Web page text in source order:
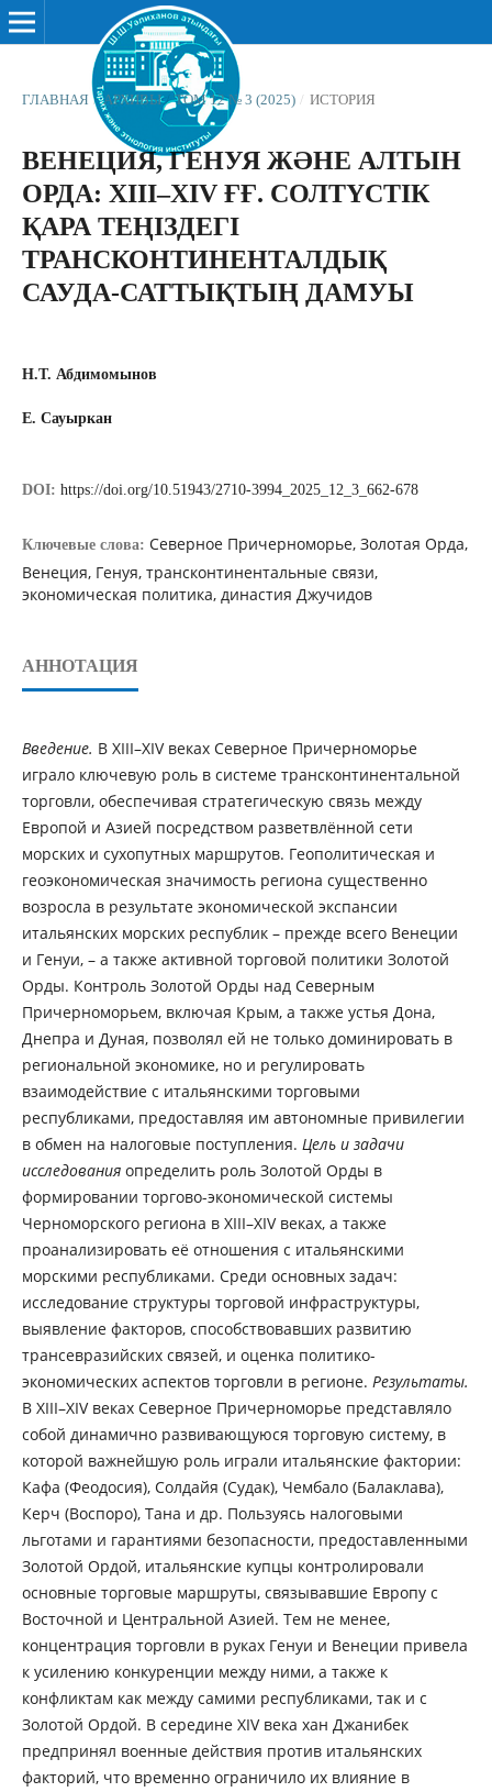
ГЛАВНАЯ / АРХИВЫ / ТОМ 12 № 3 (2025) / ИСТОРИЯ
ВЕНЕЦИЯ, ГЕНУЯ ЖӘНЕ АЛТЫН
ОРДА: XIII–XIV ҒҒ. СОЛТҮСТІК
ҚАРА ТЕҢІЗДЕГІ
ТРАНСКОНТИНЕНТАЛДЫҚ
САУДА-САТТЫҚТЫҢ ДАМУЫ
Н.Т. Абдимомынов
Е. Сауыркан
DOI: https://doi.org/10.51943/2710-3994_2025_12_3_662-678
Ключевые слова: Северное Причерноморье, Золотая Орда,
Венеция, Генуя, трансконтинентальные связи,
экономическая политика, династия Джучидов
АННОТАЦИЯ
Введение. В XIII–XIV веках Северное Причерноморье
играло ключевую роль в системе трансконтинентальной
торговли, обеспечивая стратегическую связь между
Европой и Азией посредством разветвлённой сети
морских и сухопутных маршрутов. Геополитическая и
геоэкономическая значимость региона существенно
возросла в результате экономической экспансии
итальянских морских республик – прежде всего Венеции
и Генуи, – а также активной торговой политики Золотой
Орды. Контроль Золотой Орды над Северным
Причерноморьем, включая Крым, а также устья Дона,
Днепра и Дуная, позволял ей не только доминировать в
региональной экономике, но и регулировать
взаимодействие с итальянскими торговыми
республиками, предоставляя им автономные привилегии
в обмен на налоговые поступления. Цель и задачи
исследованияопределить роль Золотой Орды в
формировании торгово-экономической системы
Черноморского региона в XIII–XIV веках, а также
проанализировать её отношения с итальянскими
морскими республиками. Среди основных задач:
исследование структуры торговой инфраструктуры,
выявление факторов, способствовавших развитию
трансевразийских связей, и оценка политико-
экономических аспектов торговли в регионе. Результаты.
В XIII–XIV веках Северное Причерноморье представляло
собой динамично развивающуюся торговую систему, в
которой важнейшую роль играли итальянские фактории:
Кафа (Феодосия), Солдайя (Судак), Чембало (Балаклава),
Керч (Воспоро), Тана и др. Пользуясь налоговыми
льготами и гарантиями безопасности, предоставленными
Золотой Ордой, итальянские купцы контролировали
основные торговые маршруты, связывавшие Европу с
Восточной и Центральной Азией. Тем не менее,
концентрация торговли в руках Генуи и Венеции привела
к усилению конкуренции между ними, а также к
конфликтам как между самими республиками, так и с
Золотой Ордой. В середине XIV века хан Джанибек
предпринял военные действия против итальянских
факторий, что временно ограничило их влияние в